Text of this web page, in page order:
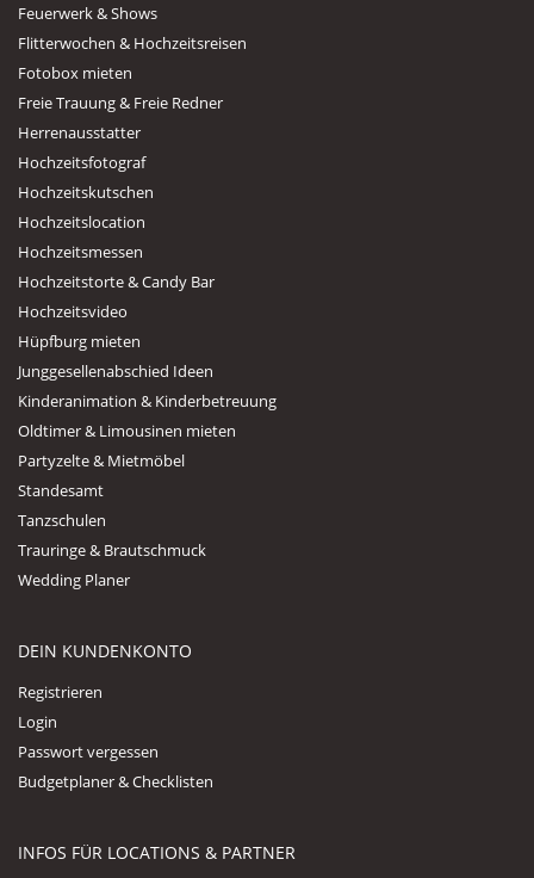
Feuerwerk & Shows
Flitterwochen & Hochzeitsreisen
Fotobox mieten
Freie Trauung & Freie Redner
Herrenausstatter
Hochzeitsfotograf
Hochzeitskutschen
Hochzeitslocation
Hochzeitsmessen
Hochzeitstorte & Candy Bar
Hochzeitsvideo
Hüpfburg mieten
Junggesellenabschied Ideen
Kinderanimation & Kinderbetreuung
Oldtimer & Limousinen mieten
Partyzelte & Mietmöbel
Standesamt
Tanzschulen
Trauringe & Brautschmuck
Wedding Planer
DEIN KUNDENKONTO
Registrieren
Login
Passwort vergessen
Budgetplaner & Checklisten
INFOS FÜR LOCATIONS & PARTNER